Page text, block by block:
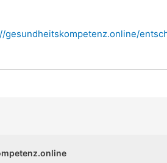
gesundheitskompetenz.online/